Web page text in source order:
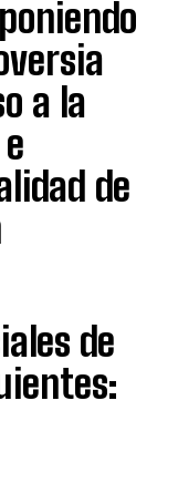
a la
de
de